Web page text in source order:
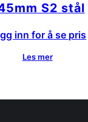
S2 stål
inn for å se pris
Les mer